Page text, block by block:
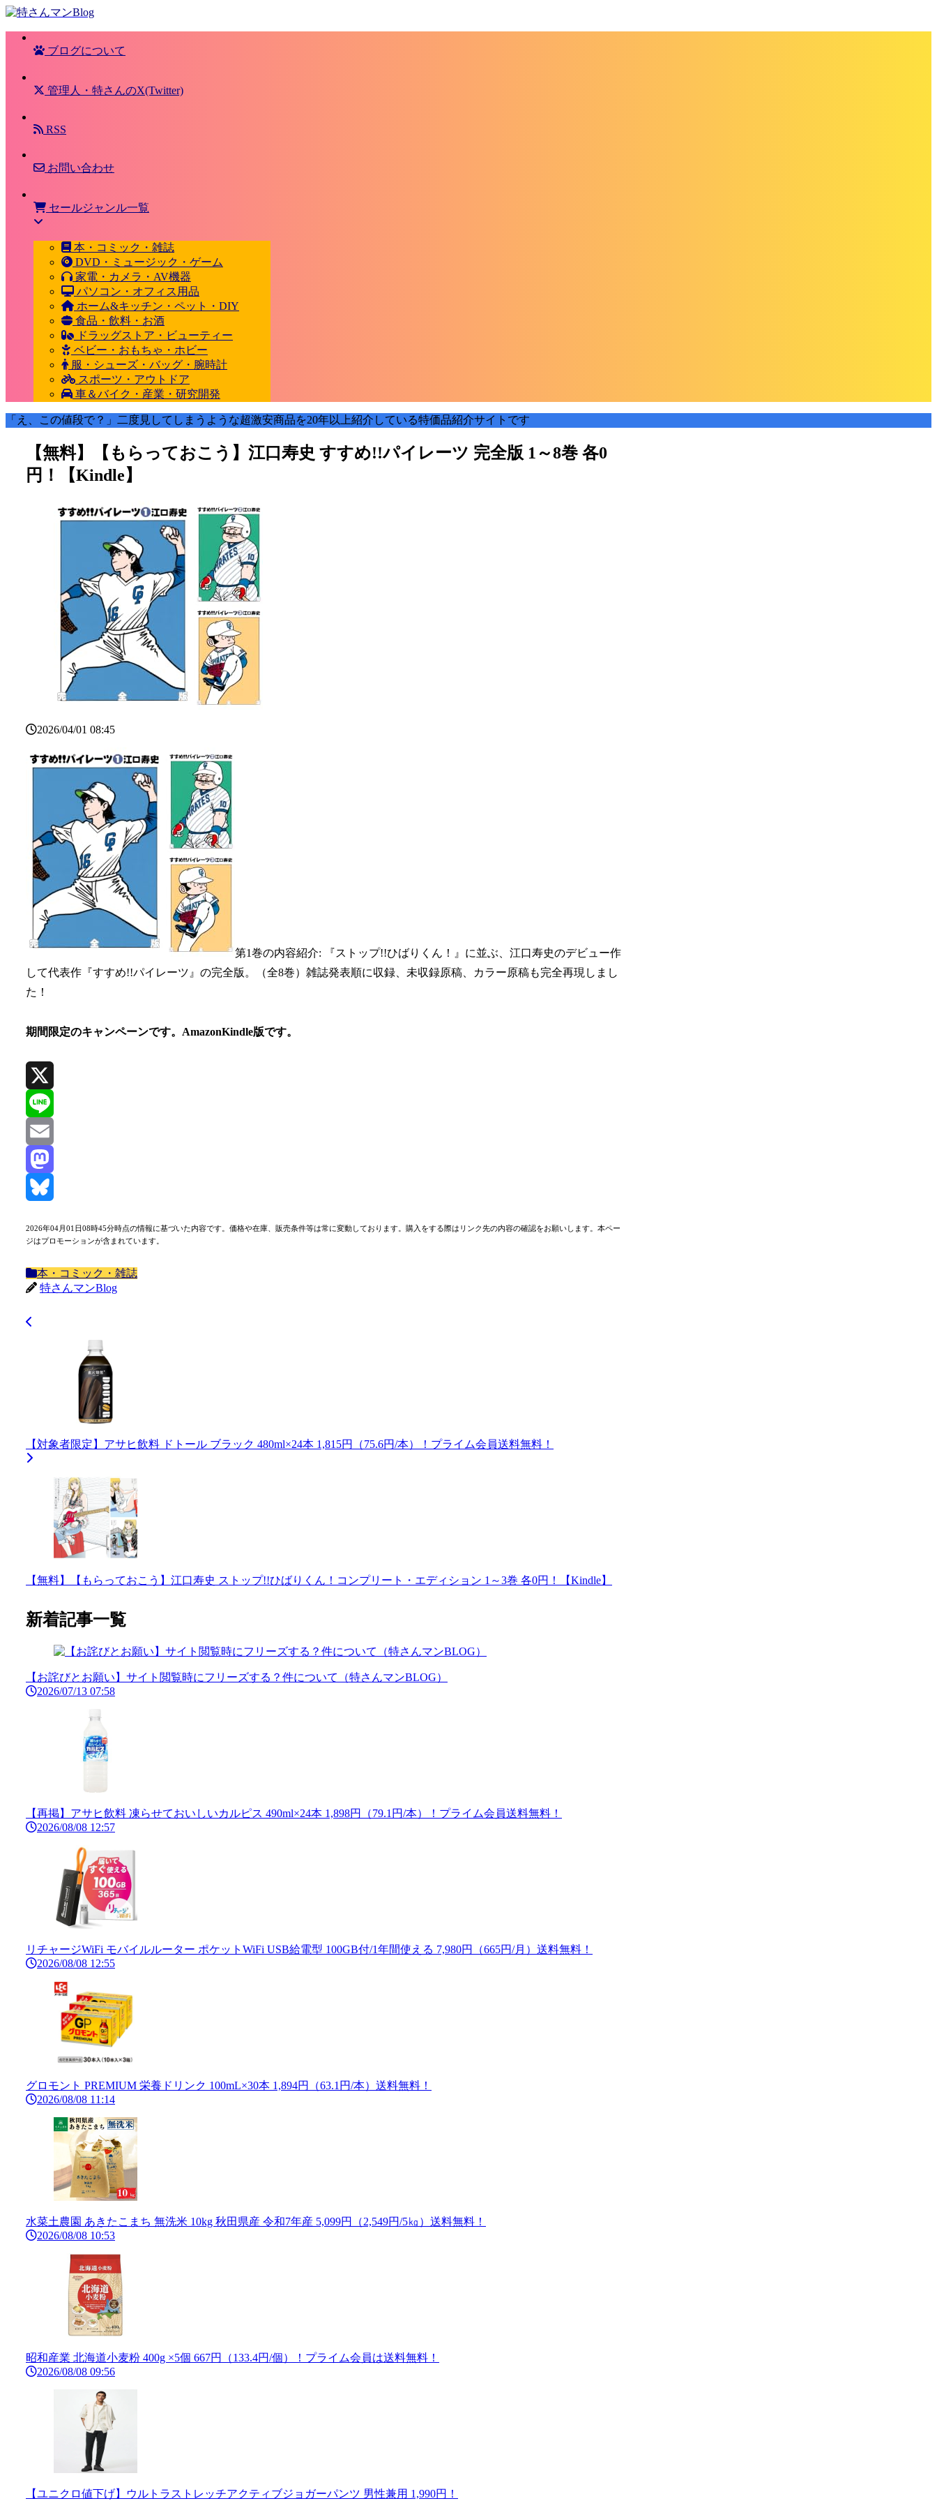
ブログについて
管理人・特さんのX(Twitter)
RSS
お問い合わせ
セールジャンル一覧
本・コミック・雑誌
DVD・ミュージック・ゲーム
家電・カメラ・AV機器
パソコン・オフィス用品
ホーム&キッチン・ペット・DIY
食品・飲料・お酒
ドラッグストア・ビューティー
ベビー・おもちゃ・ホビー
服・シューズ・バッグ・腕時計
スポーツ・アウトドア
車＆バイク・産業・研究開発
「え、この値段で？」二度見してしまうような超激安商品を20年以上紹介している特価品紹介サイトです
【無料】【もらっておこう】江口寿史 すすめ!!パイレーツ 完全版 1～8巻 各0
円！【Kindle】
2026/04/01 08:45
第1巻の内容紹介: 『ストップ!!ひばりくん！』に並ぶ、江口寿史のデビュー作
して代表作『すすめ!!パイレーツ』の完全版。（全8巻）雑誌発表順に収録、未収録原稿、カラー原稿も完全再現しまし
た！
期間限定のキャンペーンです。AmazonKindle版です。
X
Line
Email
Mastodon
2026年04月01日08時45分時点の情報に基づいた内容です。価格や在庫、販売条件等は常に変動しております。購入をする際はリンク先の内容の確認をお願いします。本ペー
ジはプロモーションが含まれています。
本・コミック・雑誌
特さんマンBlog
【対象者限定】アサヒ飲料 ドトール ブラック 480ml×24本 1,815円（75.6円/本）！プライム会員送料無料！
【無料】【もらっておこう】江口寿史 ストップ!!ひばりくん！コンプリート・エディション 1～3巻 各0円！【Kindle】
新着記事一覧
【お詫びとお願い】サイト閲覧時にフリーズする？件について（特さんマンBLOG）
2026/07/13 07:58
【再掲】アサヒ飲料 凍らせておいしいカルピス 490ml×24本 1,898円（79.1円/本）！プライム会員送料無料！
2026/08/08 12:57
リチャージWiFi モバイルルーター ポケットWiFi USB給電型 100GB付/1年間使える 7,980円（665円/月）送料無料！
2026/08/08 12:55
グロモント PREMIUM 栄養ドリンク 100mL×30本 1,894円（63.1円/本）送料無料！
2026/08/08 11:14
水菜土農園 あきたこまち 無洗米 10kg 秋田県産 令和7年産 5,099円（2,549円/5㎏）送料無料！
2026/08/08 10:53
昭和産業 北海道小麦粉 400g ×5個 667円（133.4円/個）！プライム会員は送料無料！
2026/08/08 09:56
【ユニクロ値下げ】ウルトラストレッチアクティブジョガーパンツ 男性兼用 1,990円！